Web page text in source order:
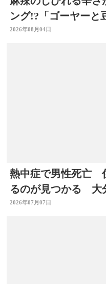
ング!?「ゴーヤーと
ー」～開店！キッチ
2026年08月04日
熱中症で男性死亡
るのが見つかる 大
2026年07月07日